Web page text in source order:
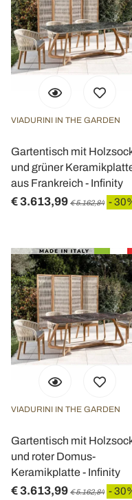
VIADURINI IN THE GARDEN
Gartentisch mit
und grüner
aus Frankreich - Infinity
€ 3.613,99 € 5.162,84 -
VIADURINI IN THE GARDEN
Gartentisch mit
und roter Domus-
Keramikplatte - Infinity
€ 3.613,99 € 5.162,84 -